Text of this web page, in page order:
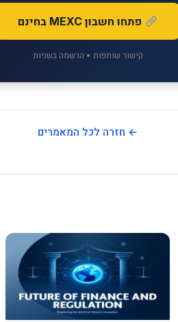
פתחו חשבון MEXC בחינם
קישור שותפות • הרשמה בשניות
← חזרה לכל המאמרים